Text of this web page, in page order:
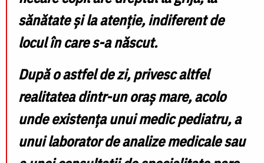
sănătate și la atenție, indiferent de
locul în care s-a născut.
După o astfel de zi, privesc altfel
realitatea dintr-un oraș mare, acolo
unde existența unui medic pediatru, a
unui laborator de analize medicale sau